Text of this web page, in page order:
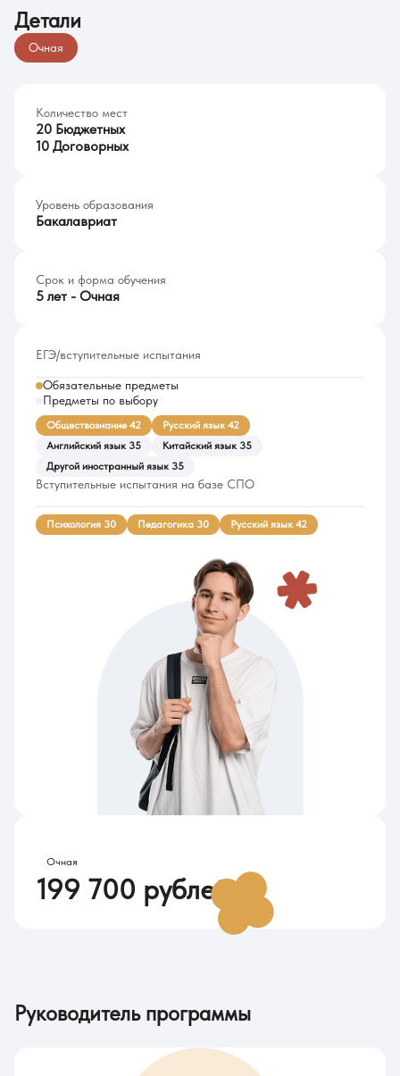
Детали
Очная
Количество мест
20 Бюджетных
10 Договорных
Уровень образования
Бакалавриат
Срок и форма обучения
5 лет - Очная
ЕГЭ/вступительные испытания
Обязательные предметы
Предметы по выбору
Обществознание 42
Русский язык 42
Английский язык 35
Китайский язык 35
Другой иностранный язык 35
Вступительные испытания на базе СПО
Психология 30 Педагогика 30 Русский язык 42
Очная
199 700 рублей
Руководитель программы